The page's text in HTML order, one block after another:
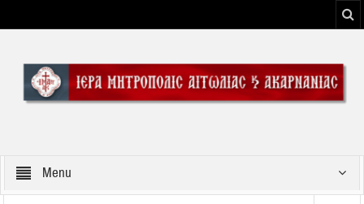
Menu